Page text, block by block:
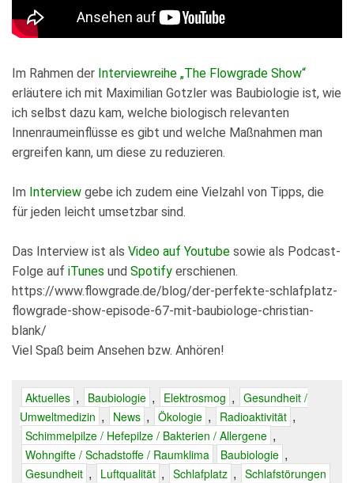
Im Rahmen der Interviewreihe „The Flowgrade Show“
erläutere ich mit Maximilian Gotzler was Baubiologie ist, wie
ich selbst dazu kam, welche biologisch relevanten
Innenraumeinflüsse es gibt und welche Maßnahmen man
ergreifen kann, um diese zu reduzieren.
Im Interview gebe ich zudem eine Vielzahl von Tipps, die
für jeden leicht umsetzbar sind.
Das Interview ist als Video auf Youtube sowie als Podcast-
Folge auf iTunes und Spotify erschienen.
https://www.flowgrade.de/blog/der-perfekte-schlafplatz-
flowgrade-show-episode-67-mit-baubiologe-christian-
blank/
Viel Spaß beim Ansehen bzw. Anhören!
Aktuelles , Baubiologie , Elektrosmog , Gesundheit /
Umweltmedizin , News , Ökologie , Radioaktivität ,
Schimmelpilze / Hefepilze / Bakterien / Allergene ,
Wohngifte / Schadstoffe / Raumklima Baubiologie ,
Gesundheit , Luftqualität , Schlafplatz , Schlafstörungen